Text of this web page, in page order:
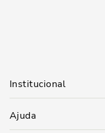
Institucional
Ajuda